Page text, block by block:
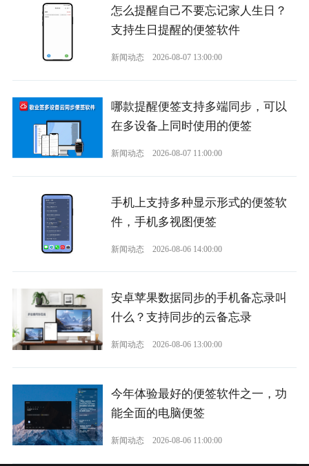
怎么提醒自己不要忘记家人生日？
支持生日提醒的便签软件
新闻动态 2026-08-07 13:00:00
哪款提醒便签支持多端同步，可以
在多设备上同时使用的便签
新闻动态 2026-08-07 11:00:00
手机上支持多种显示形式的便签软
件，手机多视图便签
新闻动态 2026-08-06 14:00:00
安卓苹果数据同步的手机备忘录叫
什么？支持同步的云备忘录
新闻动态 2026-08-06 13:00:00
今年体验最好的便签软件之一，功
能全面的电脑便签
新闻动态 2026-08-06 11:00:00